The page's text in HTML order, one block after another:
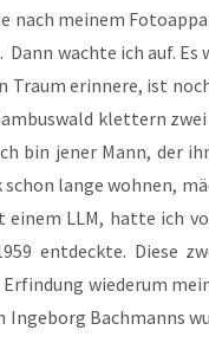
nach mei­nem
wach­te ich auf. Es
Traum erin­ne­re, ist
klet­tern
bin jener Mann, der
schon lan­ge woh­nen,
LLM, hat­te ich
ent­deck­te. Die­se
wie­der­um
Inge­borg Bach­manns